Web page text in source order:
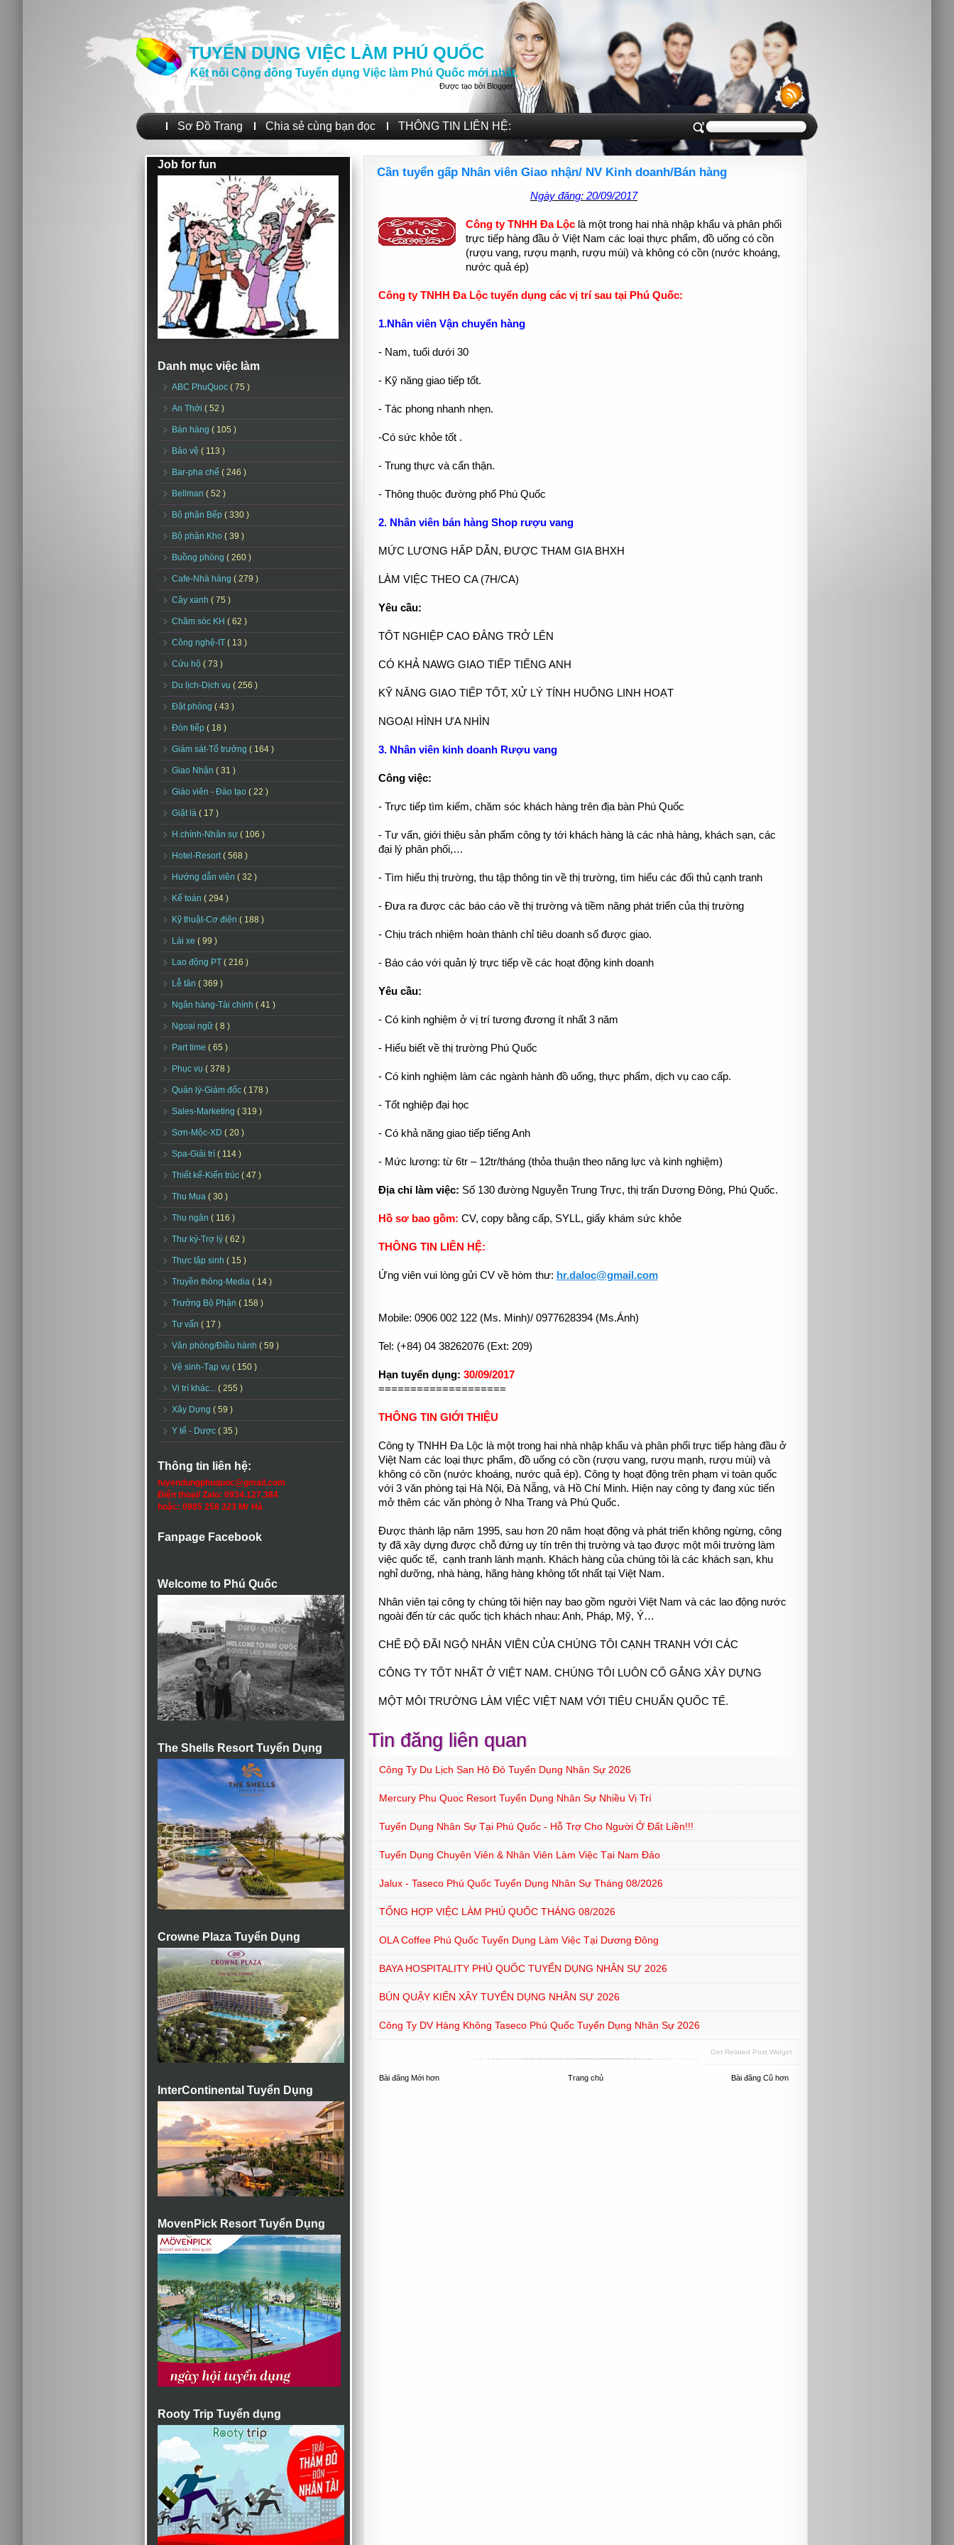
TUYỂN DỤNG VIỆC LÀM PHÚ QUỐC
Kết nối Cộng đồng Tuyển dụng Việc làm Phú Quốc mới nhất.
Được tạo bởi Blogger.
Sơ Đồ Trang Chia sẻ cùng bạn đọc THÔNG TIN LIÊN HỆ:
Job for fun
Danh mục việc làm
ABC PhuQuoc ( 75 )
An Thới ( 52 )
Bán hàng ( 105 )
Bảo vệ ( 113 )
Bar-pha chế ( 246 )
Bellman ( 52 )
Bộ phận Bếp ( 330 )
Bộ phận Kho ( 39 )
Buồng phòng ( 260 )
Cafe-Nhà hàng ( 279 )
Cây xanh ( 75 )
Chăm sóc KH ( 62 )
Công nghệ-IT ( 13 )
Cứu hộ ( 73 )
Du lịch-Dịch vụ ( 256 )
Đặt phòng ( 43 )
Đón tiếp ( 18 )
Giám sát-Tổ trưởng ( 164 )
Giao Nhận ( 31 )
Giáo viên - Đào tạo ( 22 )
Giặt là ( 17 )
H.chính-Nhân sự ( 106 )
Hotel-Resort( 568 )
Hướng dẫn viên ( 32 )
Kế toán ( 294 )
Kỹ thuật-Cơ điện ( 188 )
Lái xe ( 99 )
Lao động PT ( 216 )
Lễ tân ( 369 )
Ngân hàng-Tài chính ( 41 )
Ngoại ngữ ( 8 )
Part time ( 65 )
Phục vụ ( 378 )
Quản lý-Giám đốc ( 178 )
Sales-Marketing ( 319 )
Sơn-Mộc-XD ( 20 )
Spa-Giải trí ( 114 )
Thiết kế-Kiến trúc ( 47 )
Thu Mua ( 30 )
Thu ngân ( 116 )
Thư ký-Trợ lý ( 62 )
Thực tập sinh ( 15 )
Truyền thông-Media ( 14 )
Trưởng Bộ Phận ( 158 )
Tư vấn ( 17 )
Văn phòng/Điều hành ( 59 )
Vệ sinh-Tạp vụ ( 150 )
Vị trí khác... ( 255 )
Xây Dựng ( 59 )
Y tế - Dược ( 35 )
Thông tin liên hệ:
tuyendungphuquoc@gmail.com
Điện thoại/ Zalo: 0934.127.384
hoặc: 0985 258 323 Mr Hà
Fanpage Facebook
Welcome to Phú Quốc
The Shells Resort Tuyển Dụng
Crowne Plaza Tuyển Dụng
InterContinental Tuyển Dụng
MovenPick Resort Tuyển Dụng
Rooty Trip Tuyển dụng
Cần tuyển gấp Nhân viên Giao nhận/ NV Kinh doanh/Bán hàng
Ngày đăng: 20/09/2017
Công ty TNHH Đa Lộc là một trong hai nhà nhập khẩu và phân phối
trực tiếp hàng đầu ở Việt Nam các loại thực phẩm, đồ uống có cồn
(rượu vang, rượu mạnh, rượu mùi) và không có cồn (nước khoáng,
nước quả ép)
Công ty TNHH Đa Lộc tuyển dụng các vị trí sau tại Phú Quốc:
1.Nhân viên Vận chuyển hàng
- Nam, tuổi dưới 30
- Kỹ năng giao tiếp tốt.
- Tác phong nhanh nhẹn.
-Có sức khỏe tốt .
- Trung thực và cẩn thận.
- Thông thuộc đường phố Phú Quốc
2. Nhân viên bán hàng Shop rượu vang
MỨC LƯƠNG HẤP DẪN, ĐƯỢC THAM GIA BHXH
LÀM VIỆC THEO CA (7H/CA)
Yêu cầu:
TỐT NGHIỆP CAO ĐẲNG TRỞ LÊN
CÓ KHẢ NAWG GIAO TIẾP TIẾNG ANH
KỸ NĂNG GIAO TIẾP TỐT, XỬ LÝ TÍNH HUỐNG LINH HOẠT
NGOẠI HÌNH ƯA NHÌN
3. Nhân viên kinh doanh Rượu vang
Công việc:
- Trực tiếp tìm kiếm, chăm sóc khách hàng trên địa bàn Phú Quốc
- Tư vấn, giới thiệu sản phẩm công ty tới khách hàng là các nhà hàng, khách sạn, các
đại lý phân phối,…
- Tìm hiểu thị trường, thu tập thông tin về thị trường, tìm hiểu các đối thủ cạnh tranh
- Đưa ra được các báo cáo về thị trường và tiềm năng phát triển của thị trường
- Chịu trách nhiệm hoàn thành chỉ tiêu doanh số được giao.
- Báo cáo với quản lý trực tiếp về các hoạt động kinh doanh
Yêu cầu:
- Có kinh nghiệm ở vị trí tương đương ít nhất 3 năm
- Hiểu biết về thị trường Phú Quốc
- Có kinh nghiệm làm các ngành hành đồ uống, thực phẩm, dịch vụ cao cấp.
- Tốt nghiệp đại học
- Có khả năng giao tiếp tiếng Anh
- Mức lương: từ 6tr – 12tr/tháng (thỏa thuận theo năng lực và kinh nghiệm)
Địa chỉ làm việc: Số 130 đường Nguyễn Trung Trực, thị trấn Dương Đông, Phú Quốc.
Hồ sơ bao gồm: CV, copy bằng cấp, SYLL, giấy khám sức khỏe
THÔNG TIN LIÊN HỆ:
Ứng viên vui lòng gửi CV về hòm thư: hr.daloc@gmail.com
Mobile: 0906 002 122 (Ms. Minh)/ 0977628394 (Ms.Ánh)
Tel: (+84) 04 38262076 (Ext: 209)
Hạn tuyển dụng: 30/09/2017
====================
THÔNG TIN GIỚI THIỆU
Công ty TNHH Đa Lộc là một trong hai nhà nhập khẩu và phân phối trực tiếp hàng đầu ở
Việt Nam các loại thực phẩm, đồ uống có cồn (rượu vang, rượu mạnh, rượu mùi) và
không có cồn (nước khoáng, nước quả ép). Công ty hoạt động trên phạm vi toàn quốc
với 3 văn phòng tại Hà Nội, Đà Nẵng, và Hồ Chí Minh. Hiện nay công ty đang xúc tiến
mở thêm các văn phòng ở Nha Trang và Phú Quốc.
Được thành lập năm 1995, sau hơn 20 năm hoạt động và phát triển không ngừng, công
ty đã xây dựng được chỗ đứng uy tín trên thị trường và tạo được một môi trường làm
việc quốc tế,  cạnh tranh lành mạnh. Khách hàng của chúng tôi là các khách sạn, khu
nghỉ dưỡng, nhà hàng, hãng hàng không tốt nhất tại Việt Nam.
Nhân viên tại công ty chúng tôi hiện nay bao gồm người Việt Nam và các lao động nước
ngoài đến từ các quốc tịch khách nhau: Anh, Pháp, Mỹ, Ý…
CHẾ ĐỘ ĐÃI NGỘ NHÂN VIÊN CỦA CHÚNG TÔI CẠNH TRANH VỚI CÁC
CÔNG TY TỐT NHẤT Ở VIỆT NAM. CHÚNG TÔI LUÔN CỐ GẮNG XÂY DỰNG
MỘT MÔI TRƯỜNG LÀM VIỆC VIỆT NAM VỚI TIÊU CHUẨN QUỐC TẾ.
Tin đăng liên quan
Công Ty Du Lịch San Hô Đỏ Tuyển Dụng Nhân Sự 2026
Mercury Phu Quoc Resort Tuyển Dụng Nhân Sự Nhiều Vị Trí
Tuyển Dụng Nhân Sự Tại Phú Quốc - Hỗ Trợ Cho Người Ở Đất Liền!!!
Tuyển Dụng Chuyên Viên & Nhân Viên Làm Việc Tại Nam Đảo
Jalux - Taseco Phú Quốc Tuyển Dụng Nhân Sự Tháng 08/2026
TỔNG HỢP VIỆC LÀM PHÚ QUỐC THÁNG 08/2026
OLA Coffee Phú Quốc Tuyển Dụng Làm Việc Tại Dương Đông
BAYA HOSPITALITY PHÚ QUỐC TUYỂN DỤNG NHÂN SỰ 2026
BÚN QUẬY KIẾN XÂY TUYỂN DỤNG NHÂN SỰ 2026
Công Ty DV Hàng Không Taseco Phú Quốc Tuyển Dụng Nhân Sự 2026
Get Related Post Widget
Bài đăng Mới hơn Bài đăng Cũ hơn
Trang chủ